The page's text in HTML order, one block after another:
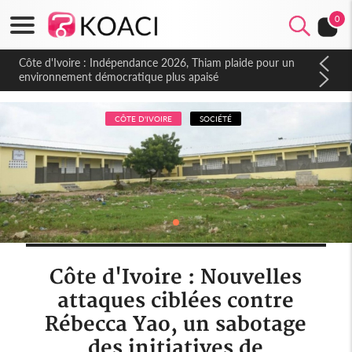
0
Côte d'Ivoire : Indépendance 2026, Thiam plaide pour un
environnement démocratique plus apaisé
CÔTE D'IVOIRE SOCIÉTÉ
Côte d'Ivoire : Nouvelles
attaques ciblées contre
Rébecca Yao, un sabotage